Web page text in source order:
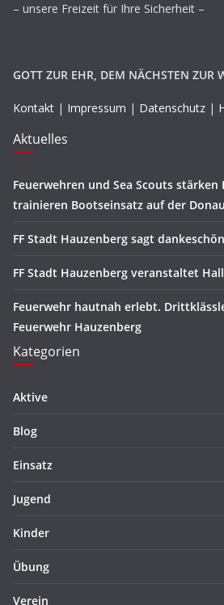
– unsere Freizeit für Ihre Sicherheit –
GOTT ZUR EHR, DEM NÄCHSTEN ZUR
Kontakt | Impressum | Datenschutz |
Aktuelles
Feuerwehren und Sea Scouts
trainieren Bootseinsatz auf der Donau
FF Stadt Hauzenberg sagt
FF Stadt Hauzenberg veranstaltet
Feuerwehr hautnah erlebt.
Feuerwehr Hauzenberg
Kategorien
Aktive
Blog
Einsatz
Jugend
Kinder
Übung
Verein